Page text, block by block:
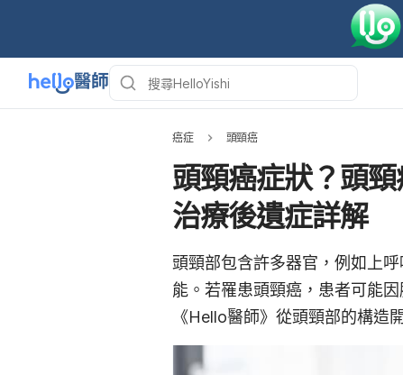
癌症 頭頸癌
頭頸癌症狀？頭
治療後遺症詳解
頭頸部包含許多器官，例如上
能。若罹患頭頸癌，患者可能
《Hello醫師》從頭頸部的構造